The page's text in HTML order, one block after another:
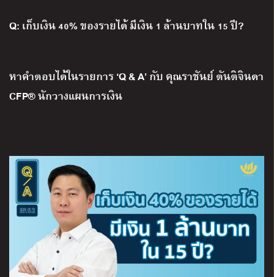
Q: เก็บเงิน 40% ของรายได้ มีเงิน 1 ล้านบาทใน 15 ปี?
หาคำตอบได้ในรายการ ‘Q & A’ กับ คุณราชันย์ ตันติจินดา
CFP® นักวางแผนการเงิน